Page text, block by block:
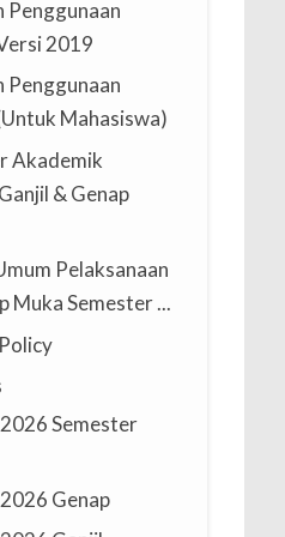
Penggunaan
2019
Penggunaan
Mahasiswa)
Akademik
& Genap
Pelaksanaan
Muka Semester ...
Semester
Genap